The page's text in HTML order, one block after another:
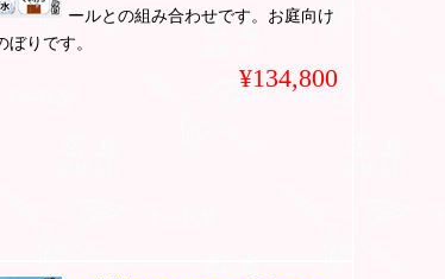
ールとの組み合わせです。お庭向け
ぼりです。
¥134,800